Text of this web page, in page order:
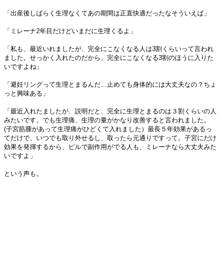
「出産後しばらく生理なくてあの期間は正直快適だったなそういえば」
「ミレーナ2年目だけどいまだに生理くるよ」
「私も、最近いれましたが、完全にこなくなる人は3割くらいって言われ
ました。せっかく入れたのだから、完全にこなくなる3割のほうに入りた
いですよね」
「避妊リングって生理とまるんだ…止めても身体的には大丈夫なの？ちょ
っと興味ある」
「最近入れたましたが、説明だと、完全に生理とまるのは３割くらいの人
みたいです。でも生理痛、生理の量がかなり改善すると言われました。
(子宮筋腫があって生理痛がひどくて入れました）最長５年効果があるっ
てだけで、いつでも取り外せるし、取ったら元通りですって。子宮にだけ
効果を発揮するから、ピルで副作用がでる人も、ミレーナなら大丈夫みた
いですよ」
という声も。